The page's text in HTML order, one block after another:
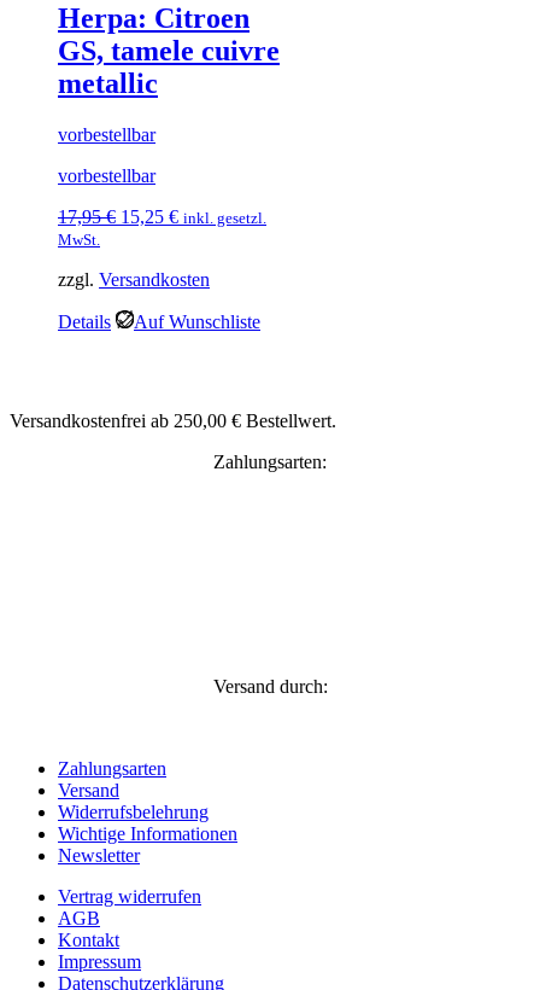
Herpa: Citroen
GS, tamele cuivre
metallic
vorbestellbar
vorbestellbar
17,95€ Ursprünglicher
17,95 €
15,25 €Aktueller
15,25 €.
inkl. gesetzl.
MwSt.
zzgl. Versandkosten
Details Auf Wunschliste
Versandkostenfrei ab 250,00 € Bestellwert.
Zahlungsarten:
Versand durch:
Zahlungsarten
Versand
Widerrufsbelehrung
Wichtige Informationen
Newsletter
Vertrag widerrufen
AGB
Kontakt
Impressum
Datenschutzerklärung